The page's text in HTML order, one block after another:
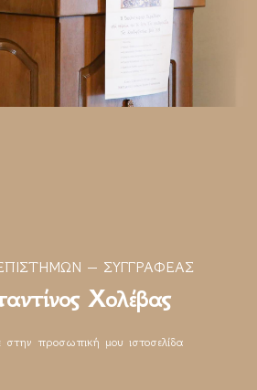
– ΣΥΓΓΡΑΦΈΑΣ
Χολέβας
προσωπική μου ιστοσελίδα